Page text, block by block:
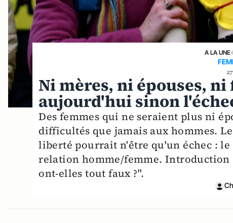
A LA UNE›
Ni mères, ni épouses,
aujourd'hui sinon
Des femmes qui ne seraient plus ni
difficultés que jamais aux hommes.
liberté pourrait n'être qu'un échec :
relation homme/femme. Introduction
ont-elles tout faux ?".